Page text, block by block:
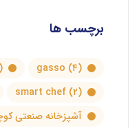
برچسب ها
gasso (۴)
smart chef (۲)
آشپزخانه صنعتی